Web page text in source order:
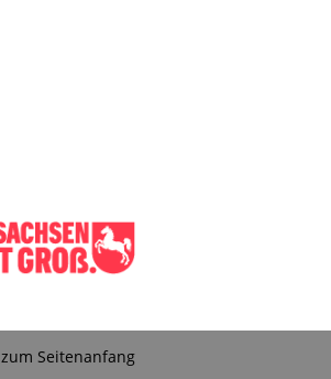
zum Seitenanfang